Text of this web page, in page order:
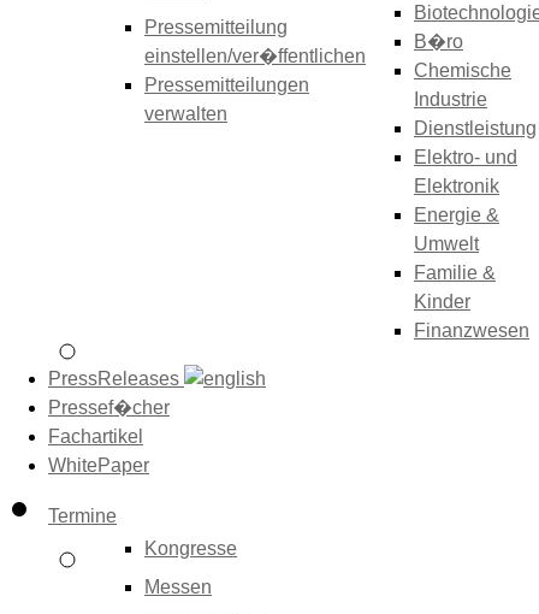
Pressemitteilung
einstellen/ver�ffentlichen
Pressemitteilungen
verwalten
B�ro
Chemische
Industrie
Dienstleistung
Elektro- und
Elektronik
Energie &
Umwelt
Familie &
Kinder
Finanzwesen
PressReleases
Pressef�cher
Fachartikel
WhitePaper
Termine
Kongresse
Messen